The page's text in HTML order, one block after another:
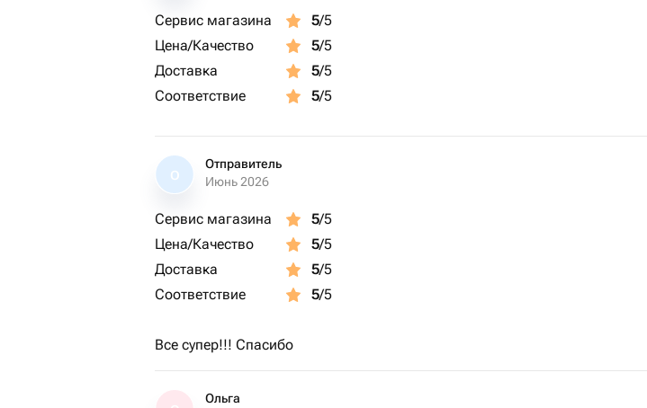
Сервис магазина 5/5
Цена/Качество
5/5
Доставка
5/5
Соответствие
5/5
О
Отправитель
Июнь 2026
Сервис магазина 5/5
Цена/Качество
5/5
Доставка
5/5
Соответствие
5/5
Все супер!!! Спасибо
Ольга